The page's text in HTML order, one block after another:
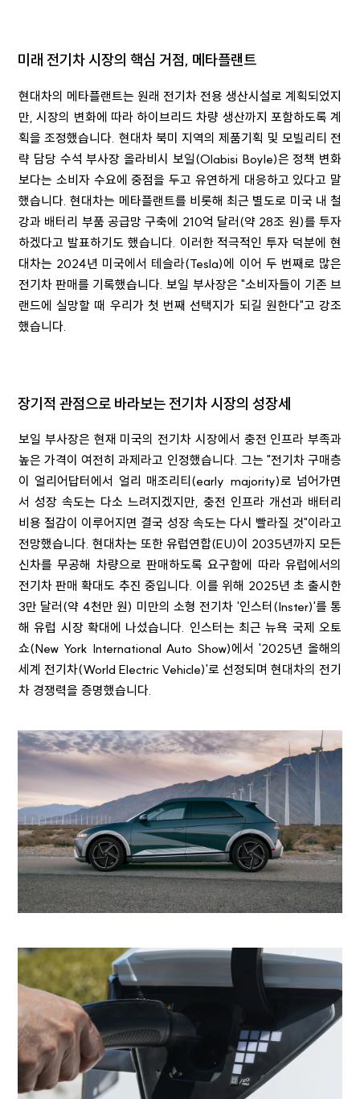
미래 전기차 시장의 핵심 거점, 메타플랜트
현대차의 메타플랜트는 원래 전기차 전용 생산시설로 계획되었지
만, 시장의 변화에 따라 하이브리드 차량 생산까지 포함하도록 계
획을 조정했습니다. 현대차 북미 지역의 제품기획 및 모빌리티 전
략 담당 수석 부사장 올라비시 보일(Olabisi Boyle)은 정책 변화
보다는 소비자 수요에 중점을 두고 유연하게 대응하고 있다고 말
했습니다. 현대차는 메타플랜트를 비롯해 최근 별도로 미국 내 철
강과 배터리 부품 공급망 구축에 210억 달러(약 28조 원)를 투자
하겠다고 발표하기도 했습니다. 이러한 적극적인 투자 덕분에 현
대차는 2024년 미국에서 테슬라(Tesla)에 이어 두 번째로 많은
전기차 판매를 기록했습니다. 보일 부사장은 "소비자들이 기존 브
랜드에 실망할 때 우리가 첫 번째 선택지가 되길 원한다"고 강조
했습니다.
장기적 관점으로 바라보는 전기차 시장의 성장세
보일 부사장은 현재 미국의 전기차 시장에서 충전 인프라 부족과
높은 가격이 여전히 과제라고 인정했습니다. 그는 "전기차 구매층
이 얼리어답터에서 얼리 매조리티(early majority)로 넘어가면
서 성장 속도는 다소 느려지겠지만, 충전 인프라 개선과 배터리
비용 절감이 이루어지면 결국 성장 속도는 다시 빨라질 것"이라고
전망했습니다. 현대차는 또한 유럽연합(EU)이 2035년까지 모든
신차를 무공해 차량으로 판매하도록 요구함에 따라 유럽에서의
전기차 판매 확대도 추진 중입니다. 이를 위해 2025년 초 출시한
3만 달러(약 4천만 원) 미만의 소형 전기차 '인스터(Inster)'를 통
해 유럽 시장 확대에 나섰습니다. 인스터는 최근 뉴욕 국제 오토
쇼(New York International Auto Show)에서 '2025년 올해의
세계 전기차(World Electric Vehicle)'로 선정되며 현대차의 전기
차 경쟁력을 증명했습니다.